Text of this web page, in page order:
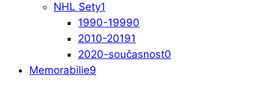
NHL Sety1
1990-19990
2010-20191
2020-současnost0
Memorabilie9